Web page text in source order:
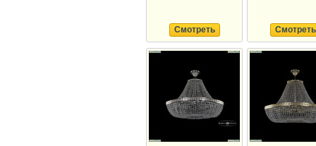
Смотреть Смотреть